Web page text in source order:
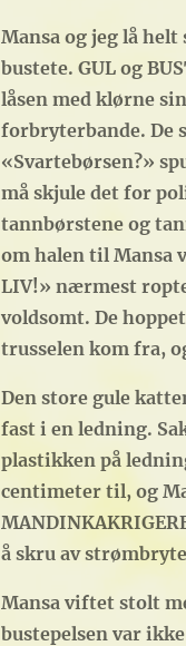
Mansa og jeg lå
bustete. GUL og
låsen med klørne
forbryterbande. De
«Svartebørsen?»
må skjule det for
tannbørstene og
om halen til Mansa
LIV!» nærmest
voldsomt. De
trusselen kom fra,
Den store gule
fast i en ledning.
plastikken på
centimeter til, og
å skru av
Mansa viftet stolt
bustepelsen var